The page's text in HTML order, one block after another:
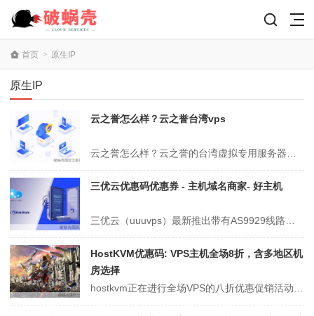
首页 > 原生IP
原生IP
云之誉怎么样？云之誉台湾vps
三优云优惠码优惠券 - 主机域名商家- 好主机
HostKVM优惠码: VPS主机全场8折，含多地区机
房选择